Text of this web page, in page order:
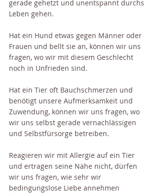
gerade gehetzt und unentspannt durchs
Leben gehen.
Hat ein Hund etwas gegen Männer oder
Frauen und bellt sie an, können wir uns
fragen, wo wir mit diesem Geschlecht
noch in Unfrieden sind.
Hat ein Tier oft Bauchschmerzen und
benötigt unsere Aufmerksamkeit und
Zuwendung, können wir uns fragen, wo
wir uns selbst gerade vernachlässigen
und Selbstfürsorge betreiben.
Reagieren wir mit Allergie auf ein Tier
und ertragen seine Nähe nicht, dürfen
wir uns fragen, wie sehr wir
bedingungslose Liebe annehmen